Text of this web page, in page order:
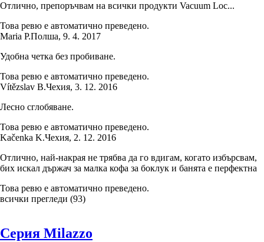
Отлично, препоръчвам на всички продукти Vacuum Loc...
Това ревю е автоматично преведено.
Maria P.Полша, 9. 4. 2017
Удобна четка без пробиване.
Това ревю е автоматично преведено.
Vítězslav B.Чехия, 3. 12. 2016
Лесно сглобяване.
Това ревю е автоматично преведено.
Kačenka K.Чехия, 2. 12. 2016
Отлично, най-накрая не трябва да го вдигам, когато избърсвам,
бих искал държач за малка кофа за боклук и банята е перфектна
Това ревю е автоматично преведено.
всички прегледи (93)
Серия Milazzo